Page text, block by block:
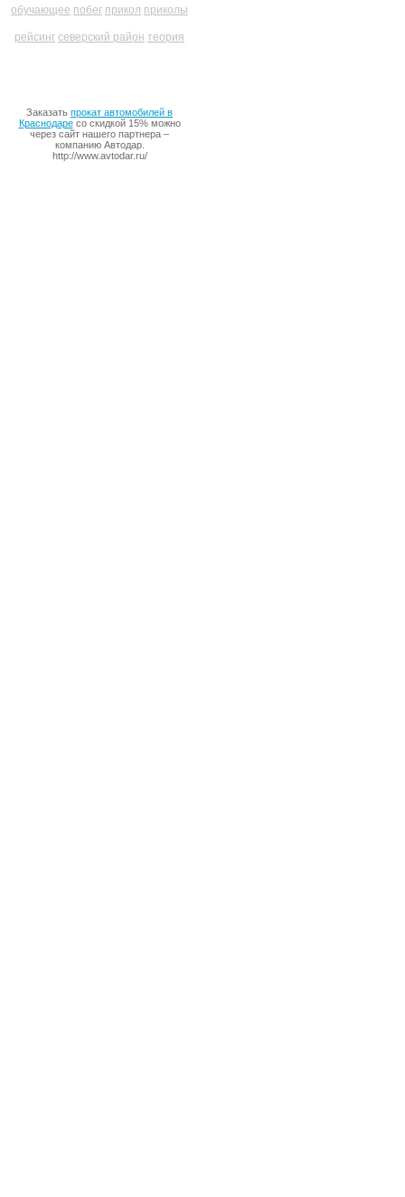
обучающее побег прикол приколы
рейсинг северский район теория
Заказать прокат автомобилей в
Краснодаресо скидкой 15% можно
через сайт нашего партнера –
компанию Автодар.
http://www.avtodar.ru/